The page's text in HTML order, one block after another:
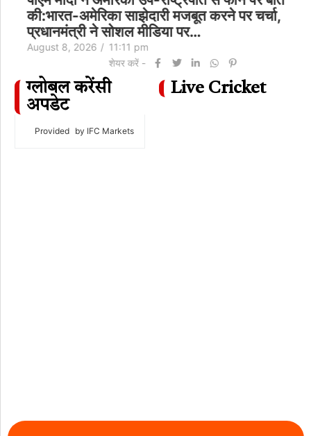
की:भारत-अमेरिका साझेदारी मजबूत करने पर चर्चा,
प्रधानमंत्री ने सोशल मीडिया पर…
August 8, 2026 / 11:11 pm
शेयर करें -
ग्लोबल करेंसी
अपडेट
Provided by IFC Markets
Live Cricket